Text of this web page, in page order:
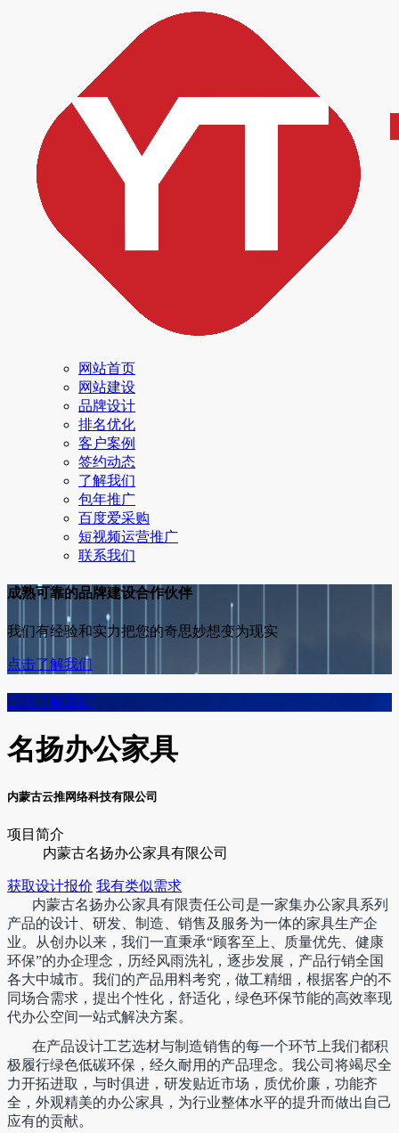
网站首页
网站建设
品牌设计
排名优化
客户案例
签约动态
了解我们
包年推广
百度爱采购
短视频运营推广
联系我们
成熟可靠的品牌建设合作伙伴
我们有经验和实力把您的奇思妙想变为现实
点击了解我们
点击了解我们
名扬办公家具
内蒙古云推网络科技有限公司
项目简介
内蒙古名扬办公家具有限公司
获取设计报价 我有类似需求
内蒙古名扬办公家具有限责任公司是一家集办公家具系列
产品的设计、研发、制造、销售及服务为一体的家具生产企
业。从创办以来，我们一直秉承“顾客至上、质量优先、健康
环保”的办企理念，历经风雨洗礼，逐步发展，产品行销全国
各大中城市。我们的产品用料考究，做工精细，根据客户的不
同场合需求，提出个性化，舒适化，绿色环保节能的高效率现
代办公空间一站式解决方案。
在产品设计工艺选材与制造销售的每一个环节上我们都积
极履行绿色低碳环保，经久耐用的产品理念。我公司将竭尽全
力开拓进取，与时俱进，研发贴近市场，质优价廉，功能齐
全，外观精美的办公家具，为行业整体水平的提升而做出自己
应有的贡献。